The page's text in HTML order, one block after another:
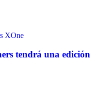
XOne
tendrá una edición